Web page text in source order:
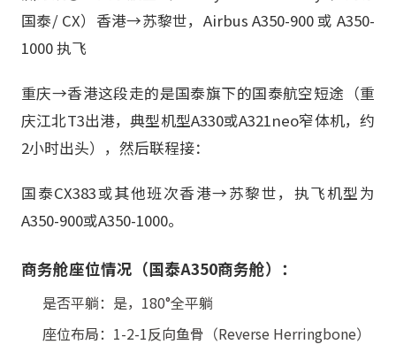
国泰/ CX）香港→苏黎世，Airbus A350-900 或 A350-
1000 执飞
重庆→香港这段走的是国泰旗下的国泰航空短途（重
庆江北T3出港，典型机型A330或A321neo窄体机，约
2小时出头），然后联程接：
国泰CX383或其他班次香港→苏黎世，执飞机型为
A350-900或A350-1000。
商务舱座位情况（国泰A350商务舱）：
是否平躺：是，180°全平躺
座位布局：1-2-1反向鱼骨（Reverse Herringbone）